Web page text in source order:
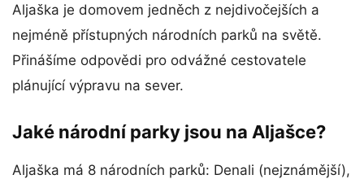
Aljaška je domovem jedněch z nejdivočejších a
nejméně přístupných národních parků na světě.
Přinášíme odpovědi pro odvážné cestovatele
plánující výpravu na sever.
Jaké národní parky jsou na Aljašce?
Aljaška má 8 národních parků: Denali (nejznámější),